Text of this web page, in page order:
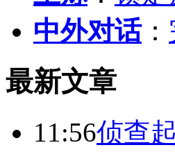
中外对话：
最新文章
11:56侦查